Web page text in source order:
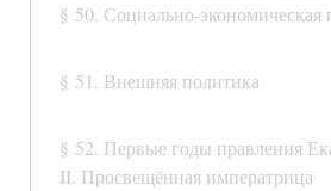
§ 50. Социально-экономическая
§ 51. Внешняя политика
§ 52. Первые годы правления
II. Просвещённая императрица